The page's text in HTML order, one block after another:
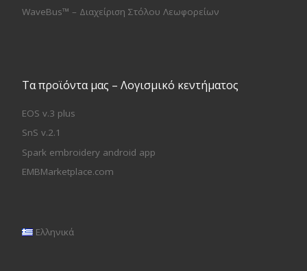
WaveBus™ – Διαχείριση Στόλου Λεωφορείων
Τα προϊόντα μας – Λογισμικό κεντήματος
EOS v.3 plus
SnS v.2.1
Spark embroidery android app
EMBMarketplace.com
Ελληνικά